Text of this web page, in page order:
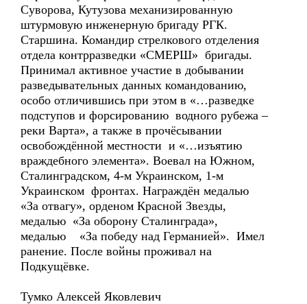
Суворова, Кутузова механизированную
штурмовую инженерную бригаду РГК.
Старшина. Командир стрелкового отделения
отдела контрразведки «СМЕРШ» бригады.
Принимал активное участие в добывании
разведывательных данных командованию,
особо отличившись при этом в «…разведке
подступов и форсированию водного рубежа –
реки Варта», а также в прочёсывании
освобождённой местности и «…изъятию
враждебного элемента». Воевал на Южном,
Сталинградском, 4-м Украинском, 1-м
Украинском фронтах. Награждён медалью
«За отвагу», орденом Красной Звезды,
медалью «За оборону Сталинграда»,
медалью «За победу над Германией». Имел
ранение. После войны проживал на
Подкущёвке.
Тумко Алексей Яковлевич